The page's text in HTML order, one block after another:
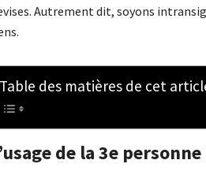
Autrement dit, soyons
Table des matières de cet
de la 3e